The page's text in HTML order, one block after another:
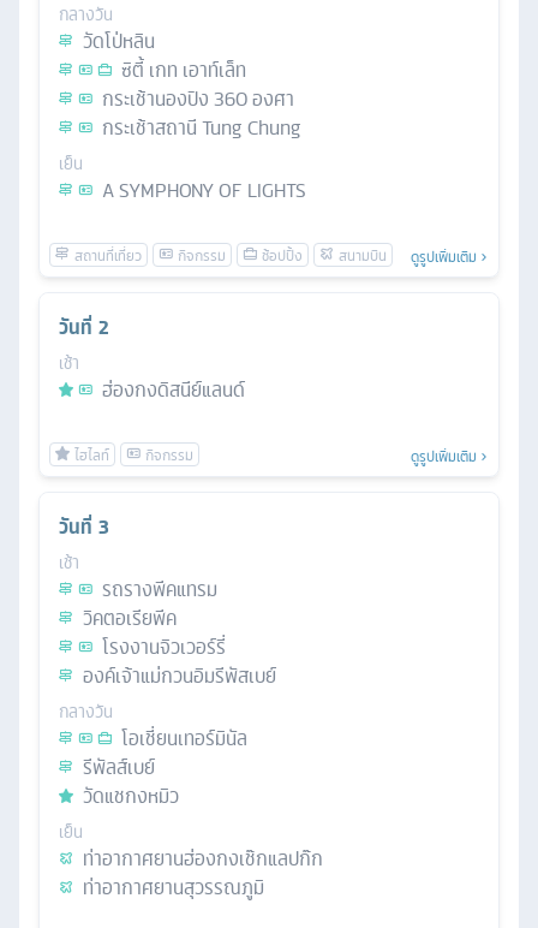
กลางวัน
วัดโป่หลิน
ซิตี้ เกท เอาท์เล็ท
กระเช้านองปิง 360 องศา
กระเช้าสถานี Tung Chung
เย็น
A SYMPHONY OF LIGHTS
ดูรูปเพิ่มเติม
วันที่ 2
เช้า
ฮ่องกงดิสนีย์แลนด์
ดูรูปเพิ่มเติม
วันที่ 3
เช้า
รถรางพีคแทรม
วิคตอเรียพีค
โรงงานจิวเวอร์รี่
องค์เจ้าแม่กวนอิมรีพัสเบย์
กลางวัน
โอเชี่ยนเทอร์มินัล
รีพัลส์เบย์
วัดแชกงหมิว
เย็น
ท่าอากาศยานฮ่องกงเช๊กแลปก๊ก
ท่าอากาศยานสุวรรณภูมิ